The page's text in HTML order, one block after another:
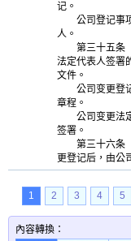
记。
公司登记事项
人。
第三十五条
法定代表人签署
文件。
公司变更登记
章程。
公司变更法定
签署。
第三十六条
更登记后，由公
1 2 3 4 5
內容轉換：